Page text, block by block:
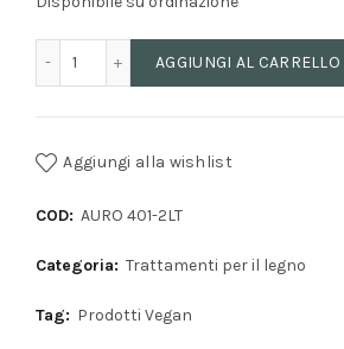
AGGIUNGI AL CARRELLO
Aggiungi alla wishlist
COD: AURO 401-2LT
Categoria: Trattamenti per il legno
Tag: Prodotti Vegan